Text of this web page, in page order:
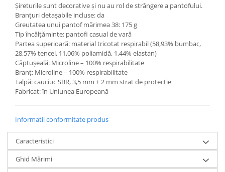
Șireturile sunt decorative și nu au rol de strângere a pantofului.
Branțuri detașabile incluse: da
Greutatea unui pantof mărimea 38: 175 g
Tip încălțăminte: pantofi casual de vară
Partea superioară: material tricotat respirabil (58,93% bumbac,
28,57% tencel, 11,06% poliamidă, 1,44% elastan)
Căptușeală: Microline – 100% respirabilitate
Branț: Microline – 100% respirabilitate
Talpă: cauciuc SBR, 3,5 mm + 2 mm strat de protecție
Fabricat: în Uniunea Europeană
Informatii conformitate produs
Caracteristici
Ghid Mărimi